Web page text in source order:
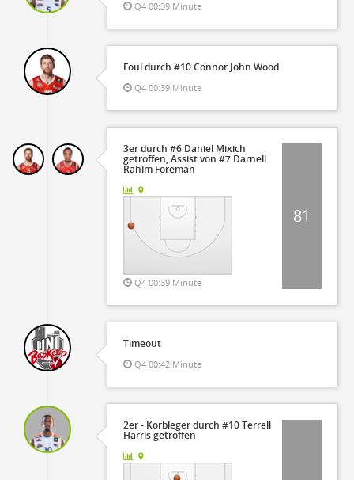
Q4 00:39 Minute
Foul durch #10 Connor John Wood
Q4 00:39 Minute
3er durch #6 Daniel Mixich
getroffen, Assist von #7 Darnell
Rahim Foreman
Q4 00:39 Minute
81
Timeout
Q4 00:42 Minute
2er - Korbleger durch #10 Terrell
Harris getroffen